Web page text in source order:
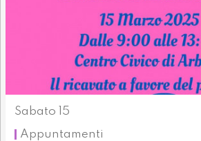
Sabato 15
Appuntamenti